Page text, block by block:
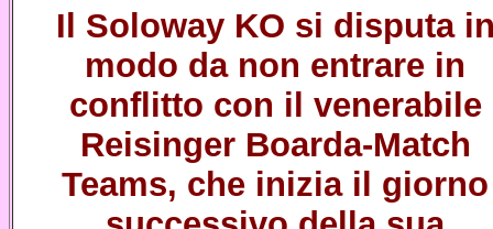
Il Soloway KO si disputa
modo da non entrare in
conflitto con il venerabile
Reisinger Boarda-Match
Teams, che inizia il giorno